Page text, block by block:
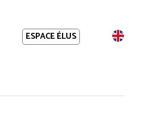
ESPACE ÉLUS EN